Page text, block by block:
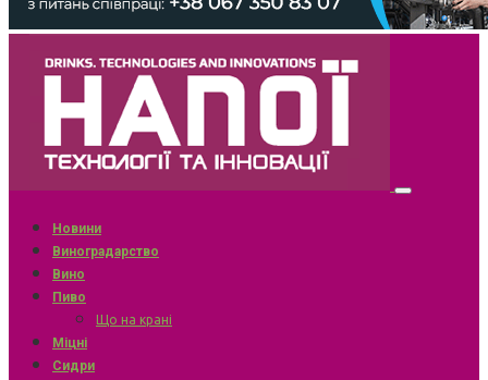
Новини
Виноградарство
Вино
Пиво
Що на крані
Міцні
Сидри